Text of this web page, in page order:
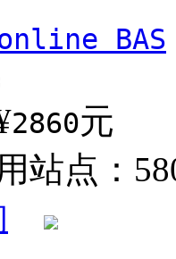
BAS
2860元
站点：